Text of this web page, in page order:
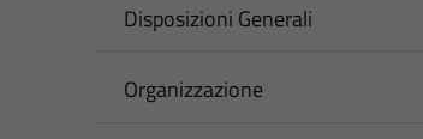
Disposizioni Generali
Organizzazione